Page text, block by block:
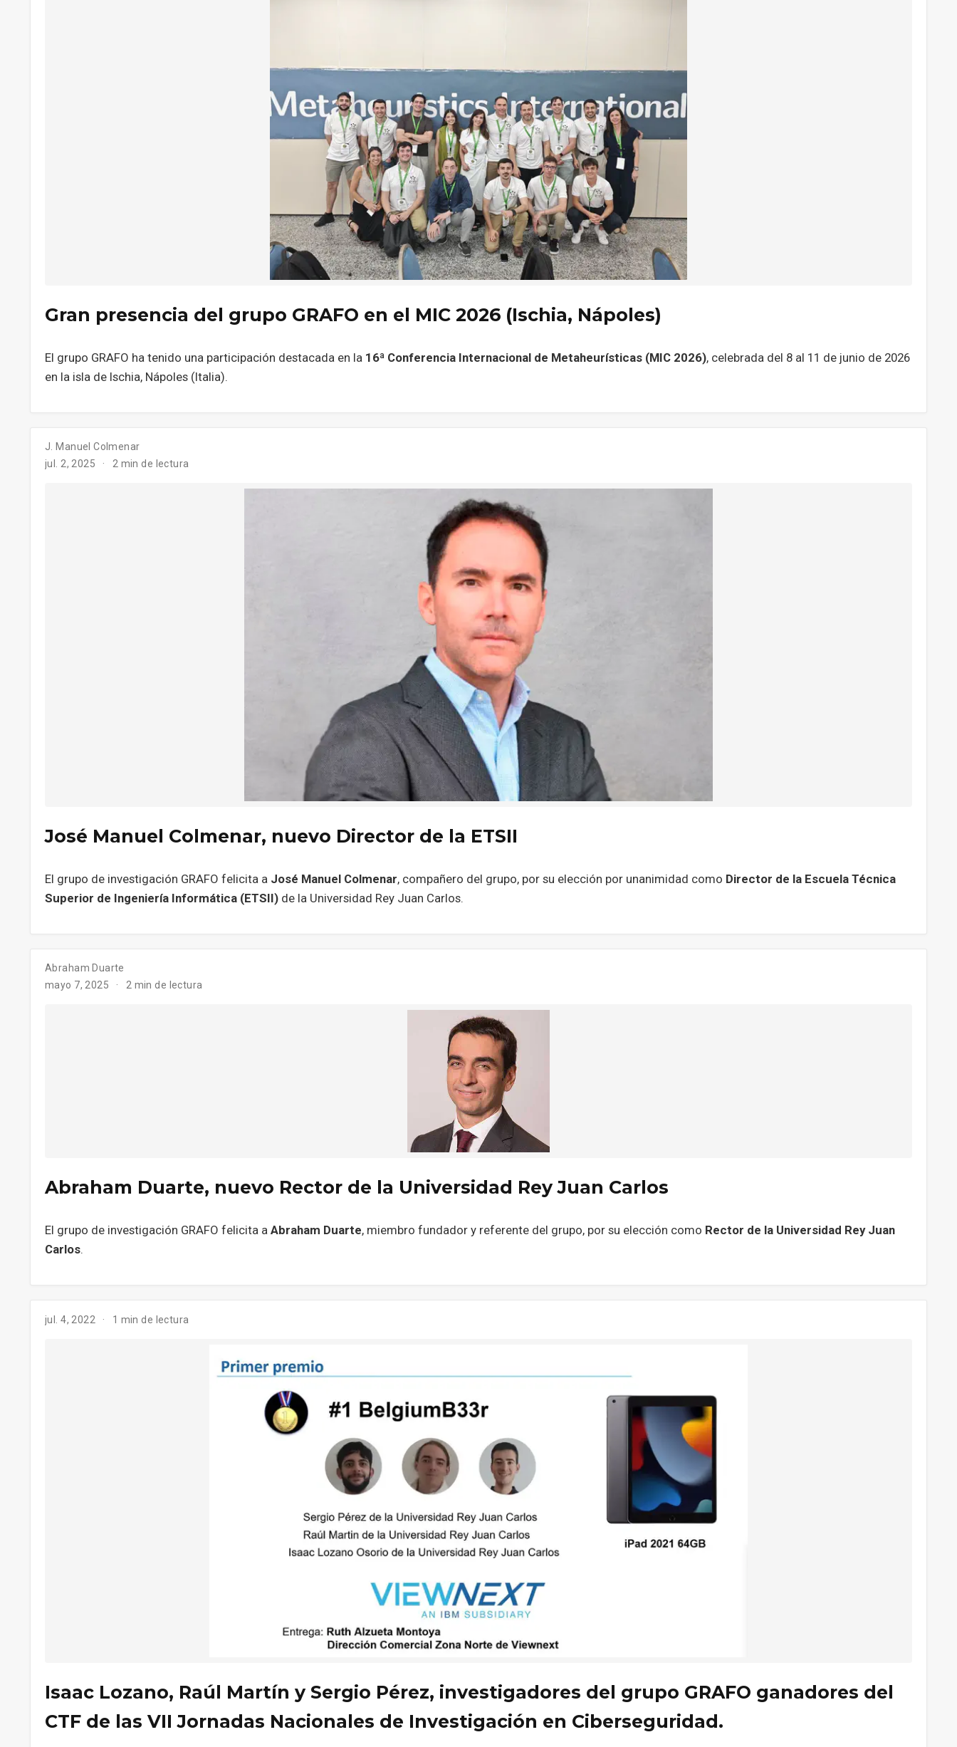
Gran presencia del grupo GRAFO en el MIC 2026 (Ischia, Nápoles)
El grupo GRAFO ha tenido una participación destacada en la 16ª Conferencia Internacional de Metaheurísticas (MIC 2026), celebrada del 8 al 11 de junio de 2026
en la isla de Ischia, Nápoles (Italia).
J. Manuel Colmenar
jul. 2, 2025
2 min de lectura
José Manuel Colmenar, nuevo Director de la ETSII
El grupo de investigación GRAFO felicita a José Manuel Colmenar, compañero del grupo, por su elección por unanimidad como Director de la Escuela Técnica
Superior de Ingeniería Informática (ETSII) de la Universidad Rey Juan Carlos.
Abraham Duarte
mayo 7, 2025
2 min de lectura
Abraham Duarte, nuevo Rector de la Universidad Rey Juan Carlos
El grupo de investigación GRAFO felicita a Abraham Duarte, miembro fundador y referente del grupo, por su elección como Rector de la Universidad Rey Juan
Carlos.
jul. 4, 2022 1 min de lectura
Isaac Lozano, Raúl Martín y Sergio Pérez, investigadores del grupo GRAFO ganadores del
CTF de las VII Jornadas Nacionales de Investigación en Ciberseguridad.